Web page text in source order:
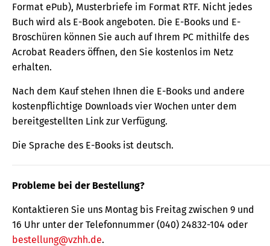
Format ePub), Musterbriefe im Format RTF. Nicht jedes
Buch wird als E-Book angeboten. Die E-Books und E-
Broschüren können Sie auch auf Ihrem PC mithilfe des
Acrobat Readers öffnen, den Sie kostenlos im Netz
erhalten.
Nach dem Kauf stehen Ihnen die E-Books und andere
kostenpflichtige Downloads vier Wochen unter dem
bereitgestellten Link zur Verfügung.
Die Sprache des E-Books ist deutsch.
Probleme bei der Bestellung?
Kontaktieren Sie uns Montag bis Freitag zwischen 9 und
16 Uhr unter der Telefonnummer (040) 24832-104 oder
bestellung@vzhh.de.